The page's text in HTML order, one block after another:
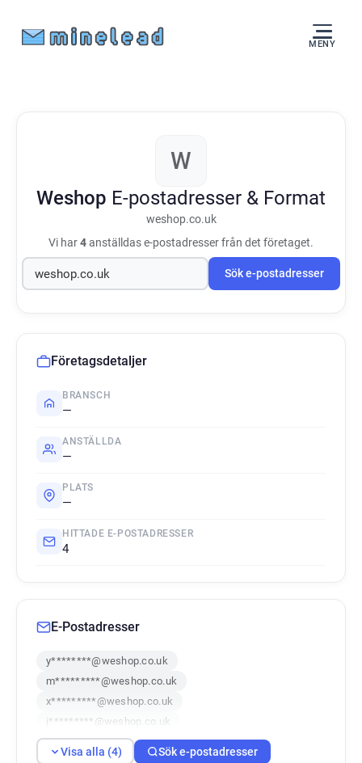
MENY
W
Weshop E-postadresser & Format
weshop.co.uk
Vi har4anställdas e-postadresser från det företaget.
Sök e-postadresser
Företagsdetaljer
BRANSCH
—
ANSTÄLLDA
—
PLATS
—
HITTADE E-POSTADRESSER
4
E-Postadresser
y********@weshop.co.uk
m*********@weshop.co.uk
x*********@weshop.co.uk
j*********@weshop.co.uk
Visa alla (4) Sök e-postadresser